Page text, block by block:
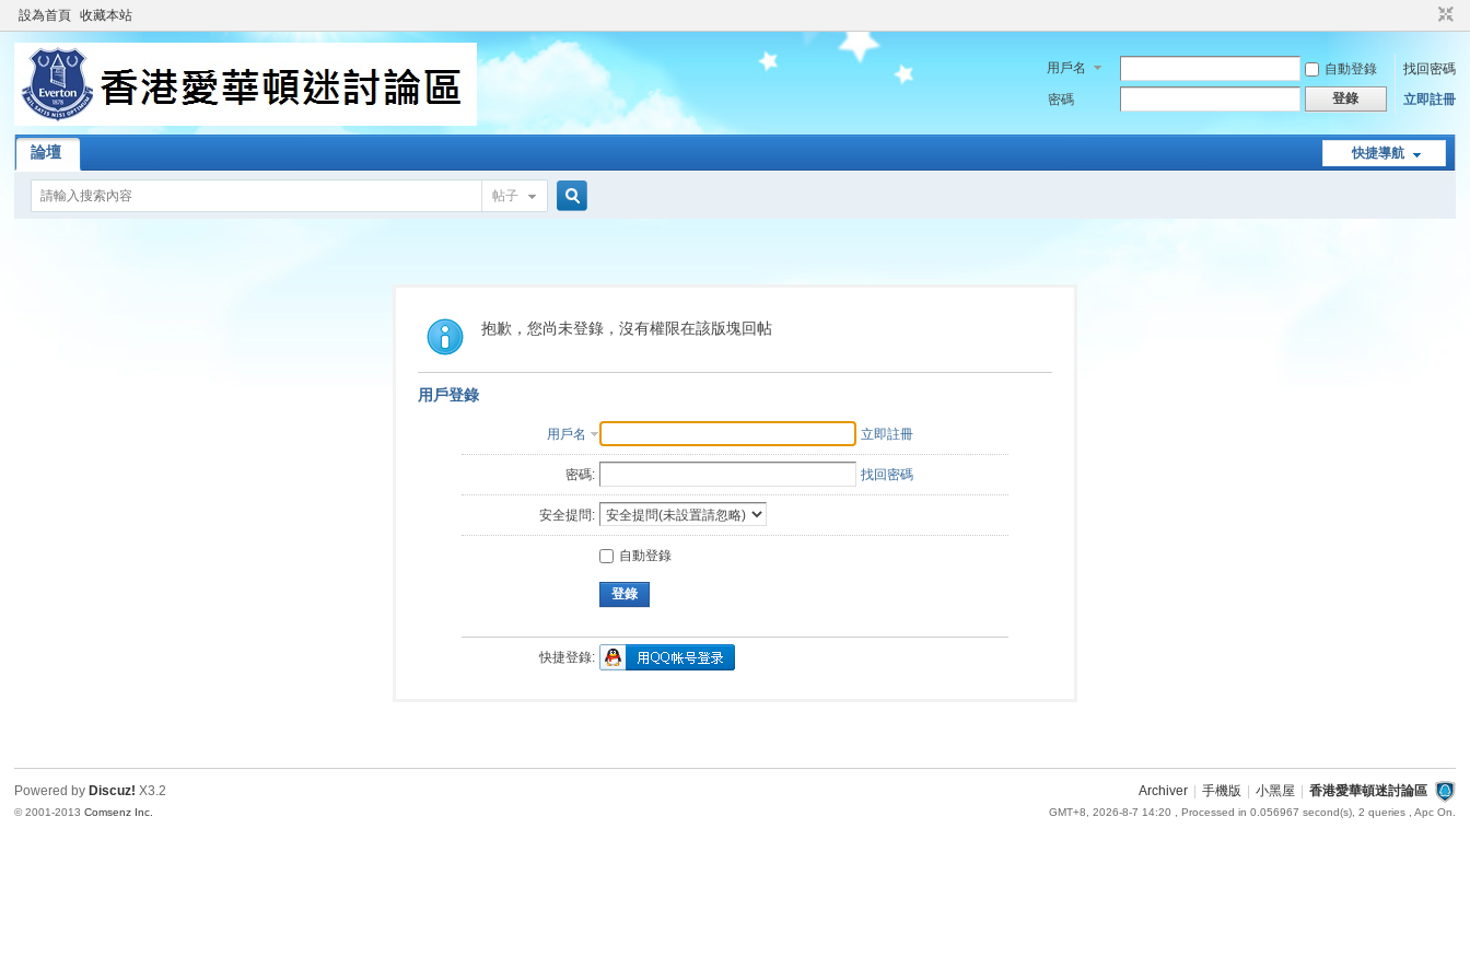
設為首頁 收藏本站
用戶名 自動登錄
找回密碼
密碼
登錄 立即註冊
快捷導航
論壇
帖子
索
抱歉，您尚未登錄，沒有權限在該版塊回帖
用戶登錄
用戶名 立即註冊
密碼: 找回密碼
安全提問:
自動登錄
登錄
快捷登錄:
Archiver 手機版 小黑屋 香港愛華頓迷討論區
GMT+8, 2026-8-7 14:20 , Processed in 0.056967 second(s), 2 queries , Apc On.
Powered by Discuz! X3.2
© 2001-2013Comsenz Inc.